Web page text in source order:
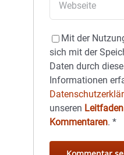
Mit der
sich mit der
Daten durch
Informationen
unseren
Kommentaren.*